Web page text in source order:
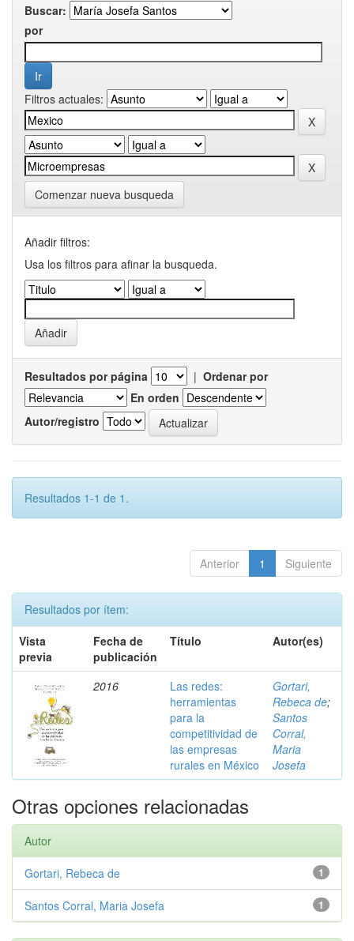
Buscar:
por
Filtros actuales:
Comenzar nueva busqueda
Añadir filtros:
Usa los filtros para afinar la busqueda.
Resultados por página | Ordenar por
En orden
Autor/registro
Resultados 1-1 de 1.
Anterior 1 Siguiente
Resultados por ítem:
Vista
previa
Fecha de
publicación
Título Autor(es)
2016
Las redes:
herramientas
para la
competitividad de
las empresas
rurales en México
Gortari,
Rebeca de;
Santos
Corral,
Maria
Josefa
Otras opciones relacionadas
Autor
1
Gortari, Rebeca de
1
Santos Corral, Maria Josefa